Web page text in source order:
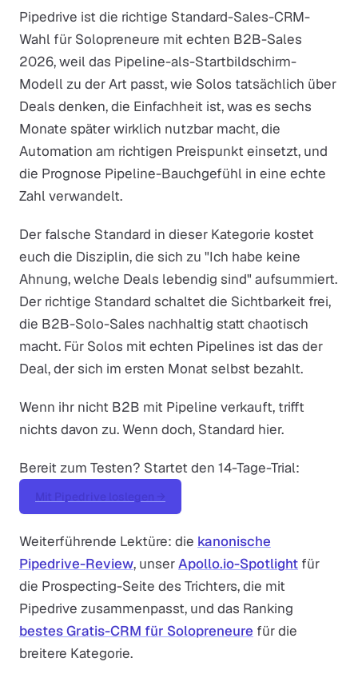
Pipedrive ist die richtige Standard-Sales-CRM-
Wahl für Solopreneure mit echten B2B-Sales
2026, weil das Pipeline-als-Startbildschirm-
Modell zu der Art passt, wie Solos tatsächlich über
Deals denken, die Einfachheit ist, was es sechs
Monate später wirklich nutzbar macht, die
Automation am richtigen Preispunkt einsetzt, und
die Prognose Pipeline-Bauchgefühl in eine echte
Zahl verwandelt.
Der falsche Standard in dieser Kategorie kostet
euch die Disziplin, die sich zu "Ich habe keine
Ahnung, welche Deals lebendig sind" aufsummiert.
Der richtige Standard schaltet die Sichtbarkeit frei,
die B2B-Solo-Sales nachhaltig statt chaotisch
macht. Für Solos mit echten Pipelines ist das der
Deal, der sich im ersten Monat selbst bezahlt.
Wenn ihr nicht B2B mit Pipeline verkauft, trifft
nichts davon zu. Wenn doch, Standard hier.
Bereit zum Testen? Startet den 14-Tage-Trial:
Mit Pipedrive loslegen →
Weiterführende Lektüre: die kanonische
Pipedrive-Review, unserApollo.io-Spotlight für
die Prospecting-Seite des Trichters, die mit
Pipedrive zusammenpasst, und das Ranking
bestes Gratis-CRM für Solopreneure für die
breitere Kategorie.